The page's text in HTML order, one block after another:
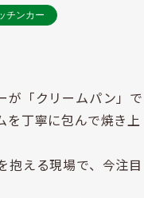
チンカー
が「クリームパン」で
を丁寧に包んで焼き上
抱える現場で、今注目